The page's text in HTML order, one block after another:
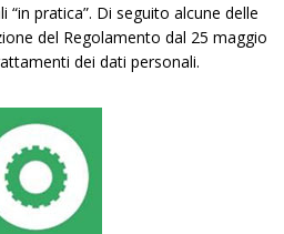
pratica”. Di seguito alcune delle
del Regolamento dal 25 maggio
dei dati personali.